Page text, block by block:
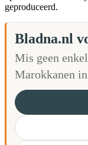
geproduceerd.
Bladna.nl
Mis geen
Marokkanen